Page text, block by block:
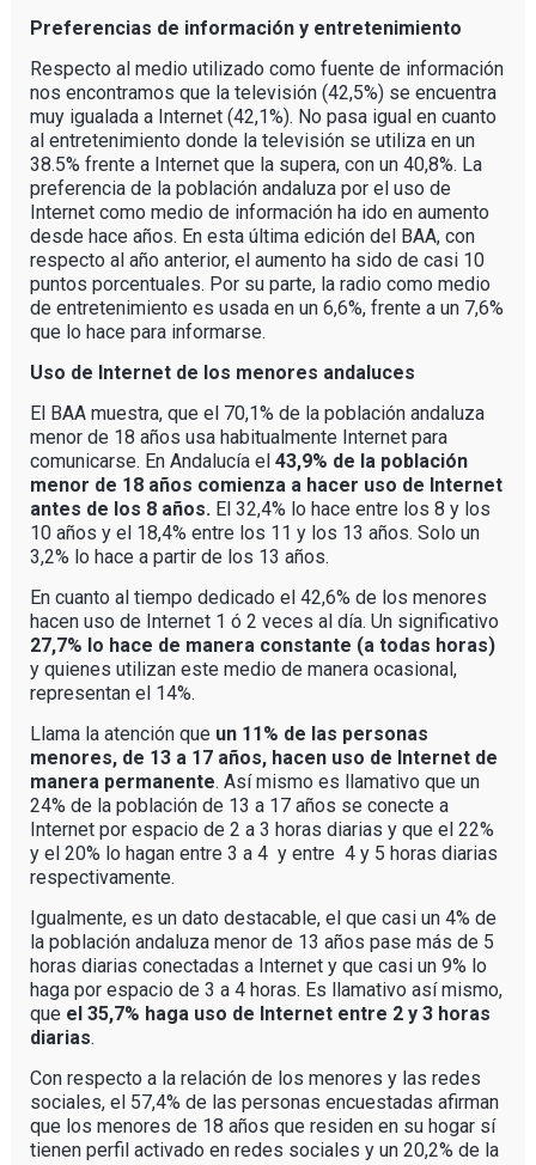
Preferencias de información y entretenimiento
Respecto al medio utilizado como fuente de información
nos encontramos que la televisión (42,5%) se encuentra
muy igualada a Internet (42,1%). No pasa igual en cuanto
al entretenimiento donde la televisión se utiliza en un
38.5% frente a Internet que la supera, con un 40,8%. La
preferencia de la población andaluza por el uso de
Internet como medio de información ha ido en aumento
desde hace años. En esta última edición del BAA, con
respecto al año anterior, el aumento ha sido de casi 10
puntos porcentuales. Por su parte, la radio como medio
de entretenimiento es usada en un 6,6%, frente a un 7,6%
que lo hace para informarse.
Uso de Internet de los menores andaluces
El BAA muestra, que el 70,1% de la población andaluza
menor de 18 años usa habitualmente Internet para
comunicarse. En Andalucía el 43,9% de la población
menor de 18 años comienza a hacer uso de Internet
antes de los 8 años.El 32,4% lo hace entre los 8 y los
10 años y el 18,4% entre los 11 y los 13 años. Solo un
3,2% lo hace a partir de los 13 años.
En cuanto al tiempo dedicado el 42,6% de los menores
hacen uso de Internet 1 ó 2 veces al día. Un significativo
27,7% lo hace de manera constante (a todas horas)
y quienes utilizan este medio de manera ocasional,
representan el 14%.
Llama la atención que un 11% de las personas
menores, de 13 a 17 años, hacen uso de Internet de
manera permanente. Así mismo es llamativo que un
24% de la población de 13 a 17 años se conecte a
Internet por espacio de 2 a 3 horas diarias y que el 22%
y el 20% lo hagan entre 3 a 4 y entre 4 y 5 horas diarias
respectivamente.
Igualmente, es un dato destacable, el que casi un 4% de
la población andaluza menor de 13 años pase más de 5
horas diarias conectadas a Internet y que casi un 9% lo
haga por espacio de 3 a 4 horas. Es llamativo así mismo,
que el 35,7% haga uso de Internet entre 2 y 3 horas
diarias.
Con respecto a la relación de los menores y las redes
sociales, el 57,4% de las personas encuestadas afirman
que los menores de 18 años que residen en su hogar sí
tienen perfil activado en redes sociales y un 20,2% de la